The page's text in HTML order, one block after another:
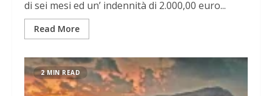
di sei mesi ed un’ indennità di 2.000,00 euro...
Read More
2 MIN READ